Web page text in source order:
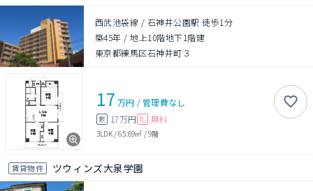
西武池袋線 / 石神井公園駅 徒歩1分
築45年 /地上10階地下1階建
東京都練馬区石神井町３
17 万円 /管理費なし
敷 17万円 礼 無料
3LDK/65.69㎡ /9階
賃貸物件 ツウィンズ大泉学園